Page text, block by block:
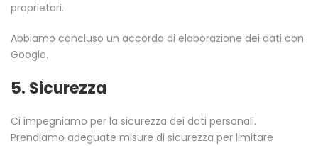
proprietari.
Abbiamo concluso un accordo di elaborazione dei dati con
Google.
5. Sicurezza
Ci impegniamo per la sicurezza dei dati personali.
Prendiamo adeguate misure di sicurezza per limitare